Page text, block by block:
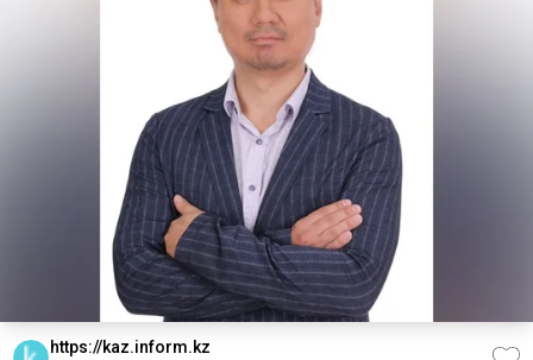
https://kaz.inform.kz